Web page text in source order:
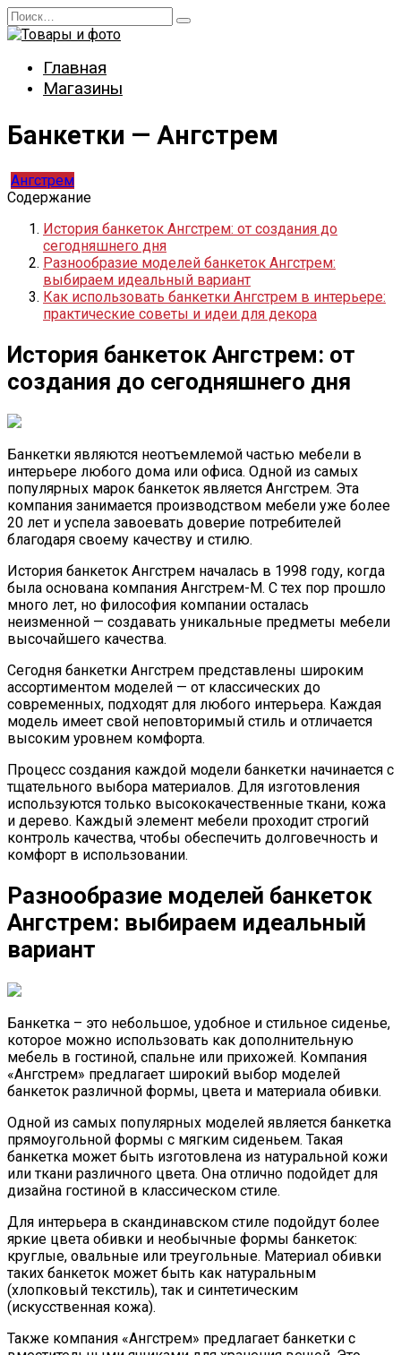
Перейти
к
Search
for:
Главная
Магазины
Банкетки — Ангстрем
Ангстрем
Содержание
История банкеток Ангстрем: от создания до
сегодняшнего дня
Разнообразие моделей банкеток Ангстрем:
выбираем идеальный вариант
Как использовать банкетки Ангстрем в интерьере:
практические советы и идеи для декора
История банкеток Ангстрем: от
создания до сегодняшнего дня
Банкетки являются неотъемлемой частью мебели в
интерьере любого дома или офиса. Одной из самых
популярных марок банкеток является Ангстрем. Эта
компания занимается производством мебели уже более
20 лет и успела завоевать доверие потребителей
благодаря своему качеству и стилю.
История банкеток Ангстрем началась в 1998 году, когда
была основана компания Ангстрем-М. С тех пор прошло
много лет, но философия компании осталась
неизменной — создавать уникальные предметы мебели
высочайшего качества.
Сегодня банкетки Ангстрем представлены широким
ассортиментом моделей — от классических до
современных, подходят для любого интерьера. Каждая
модель имеет свой неповторимый стиль и отличается
высоким уровнем комфорта.
Процесс создания каждой модели банкетки начинается с
тщательного выбора материалов. Для изготовления
используются только высококачественные ткани, кожа
и дерево. Каждый элемент мебели проходит строгий
контроль качества, чтобы обеспечить долговечность и
комфорт в использовании.
Разнообразие моделей банкеток
Ангстрем: выбираем идеальный
вариант
Банкетка – это небольшое, удобное и стильное сиденье,
которое можно использовать как дополнительную
мебель в гостиной, спальне или прихожей. Компания
«Ангстрем» предлагает широкий выбор моделей
банкеток различной формы, цвета и материала обивки.
Одной из самых популярных моделей является банкетка
прямоугольной формы с мягким сиденьем. Такая
банкетка может быть изготовлена из натуральной кожи
или ткани различного цвета. Она отлично подойдет для
дизайна гостиной в классическом стиле.
Для интерьера в скандинавском стиле подойдут более
яркие цвета обивки и необычные формы банкеток:
круглые, овальные или треугольные. Материал обивки
таких банкеток может быть как натуральным
(хлопковый текстиль), так и синтетическим
(искусственная кожа).
Также компания «Ангстрем» предлагает банкетки с